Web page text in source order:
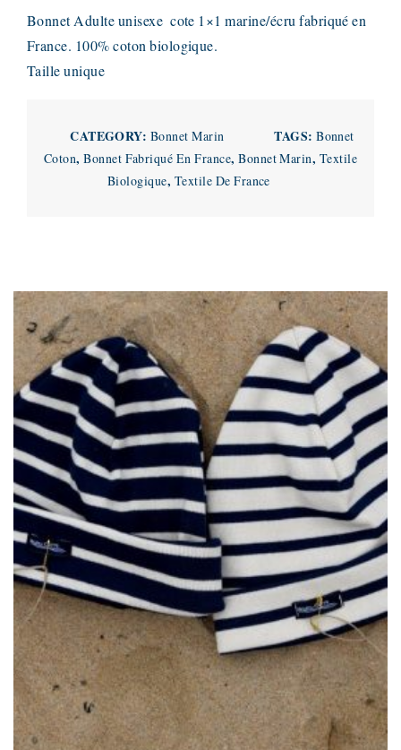
Bonnet Adulte unisexe cote 1×1 marine/écru fabriqué en
France. 100% coton biologique.
Taille unique
CATEGORY: Bonnet Marin TAGS:Bonnet
Coton,Bonnet Fabriqué En France,Bonnet Marin, Textile
Biologique, Textile De France